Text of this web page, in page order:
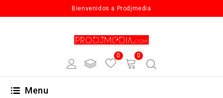
Bienvenidos a Prodjmedia
0 0
Menu